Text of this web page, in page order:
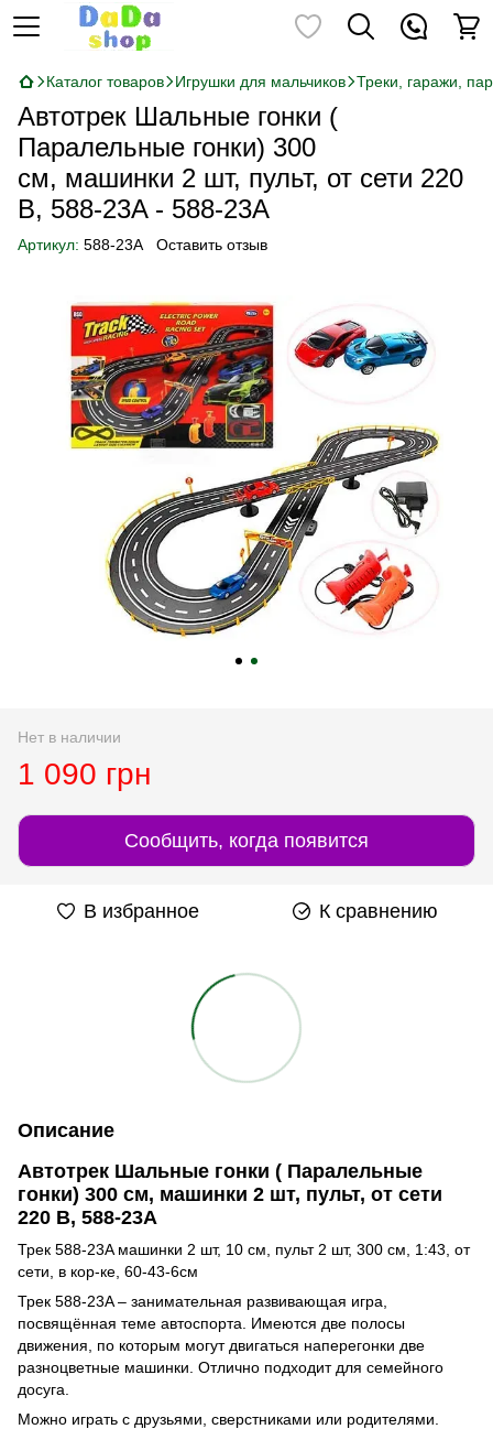
Каталог товаров Игрушки для мальчиков Треки, гаражи,
Автотрек Шальные гонки (
Паралельные гонки) 300
см, машинки 2 шт, пульт, от сети 220
В, 588-23A - 588-23A
Артикул: 588-23A Оставить отзыв
Нет в наличии
1 090 грн
Сообщить, когда появится
В избранное К сравнению
Описание
Автотрек Шальные гонки ( Паралельные
гонки) 300 см, машинки 2 шт, пульт, от сети
220 В, 588-23A
Трек 588-23A машинки 2 шт, 10 см, пульт 2 шт, 300 см, 1:43, от
сети, в кор-ке, 60-43-6см
Трек 588-23A – занимательная развивающая игра,
посвящённая теме автоспорта. Имеются две полосы
движения, по которым могут двигаться наперегонки две
разноцветные машинки. Отлично подходит для семейного
досуга.
Можно играть с друзьями, сверстниками или родителями.